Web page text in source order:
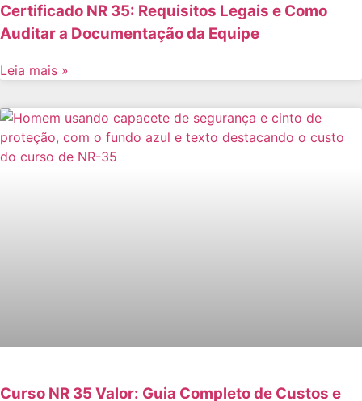
Certificado NR 35: Requisitos Legais e Como
Auditar a Documentação da Equipe
Leia mais »
Curso NR 35 Valor: Guia Completo de Custos e